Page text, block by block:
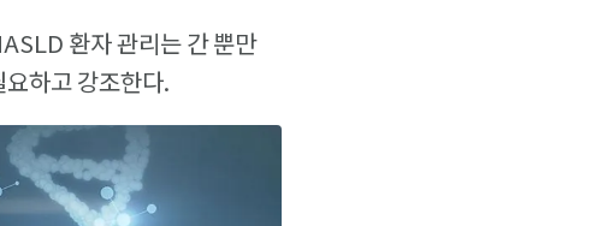
환자 관리는 간 뿐만
하고 강조한다.